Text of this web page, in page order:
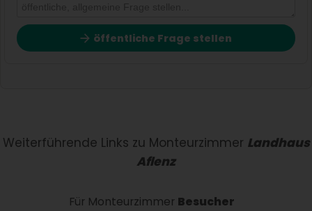
öffentliche Frage stellen
Weiterführende Links zu Monteurzimmer Landhaus
Aflenz
Für Monteurzimmer Besucher